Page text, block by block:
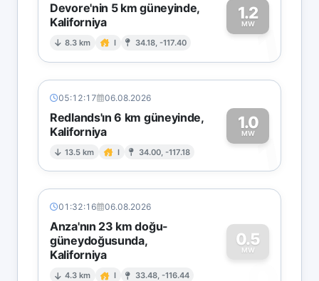
Devore'nin 5 km güneyinde,
Kaliforniya
8.3 km I 34.18, -117.40
1.2
MW1
05:12:17 06.08.2026
Redlands'ın 6 km güneyinde,
Kaliforniya
13.5 km I 34.00, -117.18
1.0
MW1
01:32:16 06.08.2026
Anza'nın 23 km doğu-
güneydoğusunda,
Kaliforniya
4.3 km I 33.48, -116.44
0.5
MW